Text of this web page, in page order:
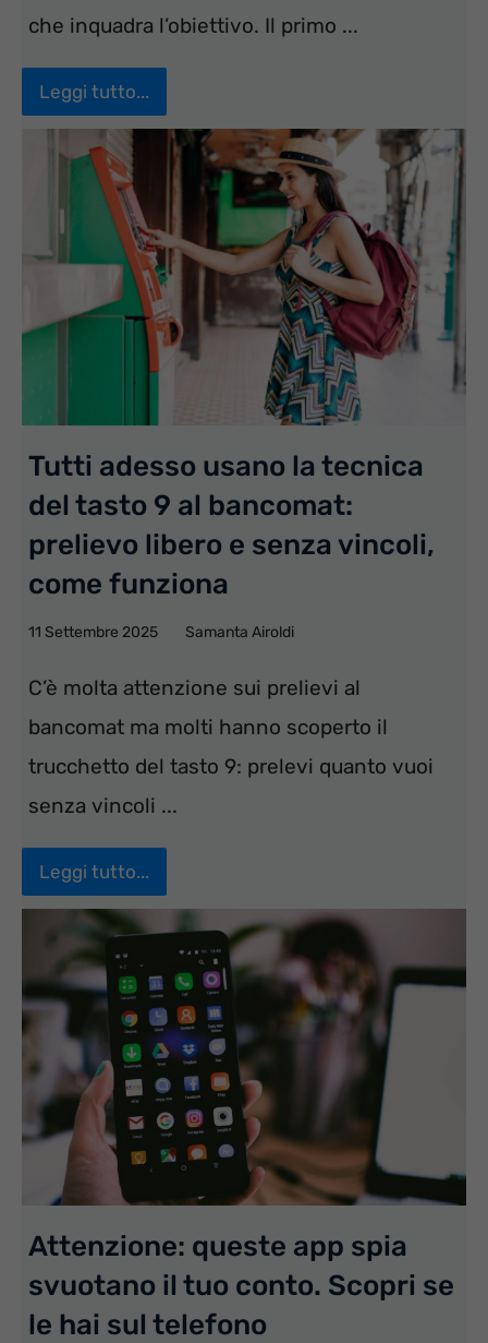
che inquadra l’obiettivo. Il primo ...
Leggi tutto...
Tutti adesso usano la tecnica
del tasto 9 al bancomat:
prelievo libero e senza vincoli,
come funziona
11 Settembre 2025 Samanta Airoldi
C’è molta attenzione sui prelievi al
bancomat ma molti hanno scoperto il
trucchetto del tasto 9: prelevi quanto vuoi
senza vincoli ...
Leggi tutto...
Attenzione: queste app spia
svuotano il tuo conto. Scopri se
le hai sul telefono